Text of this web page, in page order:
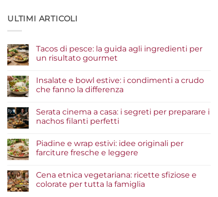
ULTIMI ARTICOLI
Tacos di pesce: la guida agli ingredienti per
un risultato gourmet
su
Tacos
di
guida
ingredienti
risultato
gourmet
Insalate e bowl estive: i condimenti a crudo
che fanno la differenza
su
Insalate
e
condimenti
a
fanno
differenza
Serata cinema a casa: i segreti per preparare i
nachos filanti perfetti
su
Serata
cinema
i
segreti
per
Piadine e wrap estivi: idee originali per
farciture fresche e leggere
su
Piadine
e
Cena etnica vegetariana: ricette sfiziose e
colorate per tutta la famiglia